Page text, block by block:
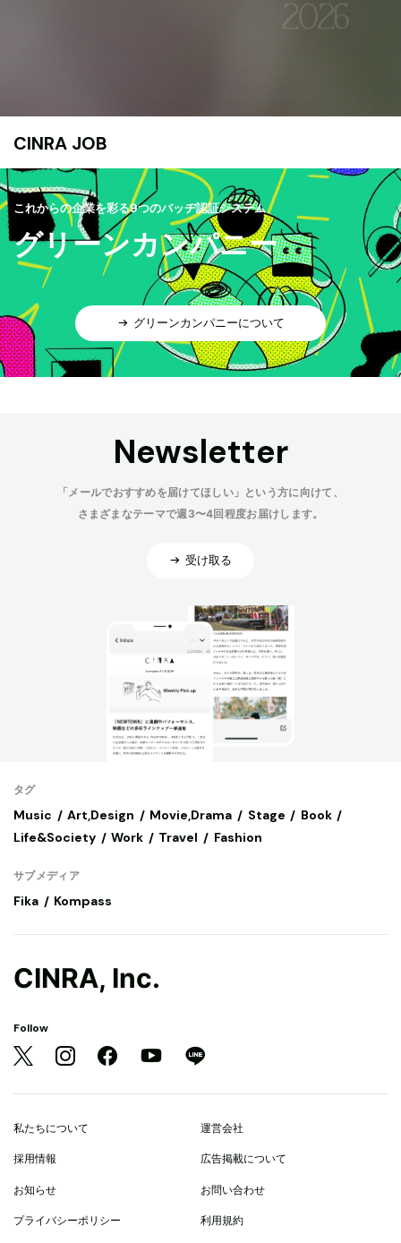
CINRA JOB
これからの企業を彩る9つのバッヂ認証システム
グリーンカンパニー
グリーンカンパニーについて
Newsletter
「メールでおすすめを届けてほしい」という方に向けて、
さまざまなテーマで週3〜4回程度お届けします。
受け取る
タグ
Music Art,Design Movie,Drama Stage
Book
Life&Society
Work Travel Fashion
サブメディア
Fika Kompass
CINRA, Inc.
Follow
私たちについて 運営会社
採用情報 広告掲載について
お知らせ お問い合わせ
プライバシーポリシー 利用規約